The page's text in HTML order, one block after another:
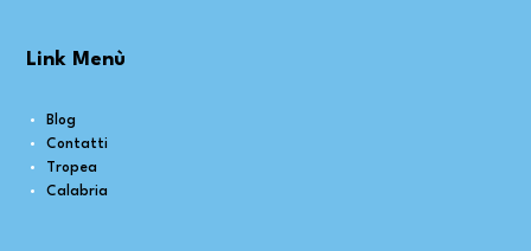
Link Menù
Blog
Contatti
Tropea
Calabria